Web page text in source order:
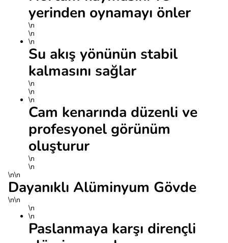
yerinden oynamayı önler
\n
\n
\n
Su akış yönünün stabil
kalmasını sağlar
\n
\n
\n
Cam kenarında düzenli ve
profesyonel görünüm
oluşturur
\n
\n
\n\n
Dayanıklı Alüminyum Gövde
\n\n
\n
\n
Paslanmaya karşı dirençli